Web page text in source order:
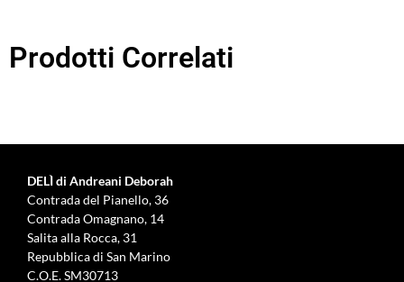
Prodotti Correlati
DELÌ di Andreani Deborah
Contrada del Pianello, 36
Contrada Omagnano, 14
Salita alla Rocca, 31
Repubblica di San Marino
C.O.E. SM30713